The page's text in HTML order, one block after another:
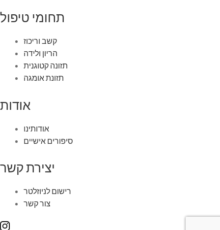
תחומי טיפול
קשב וריכוז
הריון ולידה
תזונה קטוגנית
תזונת אומגה
אודות
אודותינו
סיפורים אישיים
יצירת קשר
רישום לניוזלטר
צור קשר